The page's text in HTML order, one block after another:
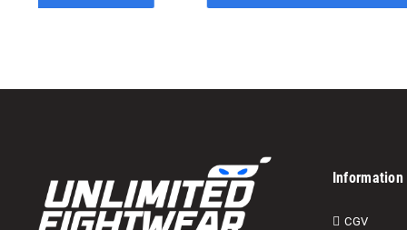
Information
CGV